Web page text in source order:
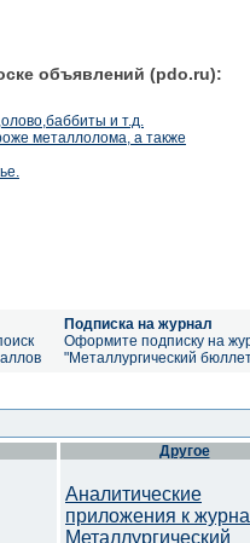
объявлений (pdo.ru):
и т.д.
металлолома, а также
Подписка на журнал
Оформите подписку на
"Металлургический
Другое
Аналитические
приложения к
Металлургический